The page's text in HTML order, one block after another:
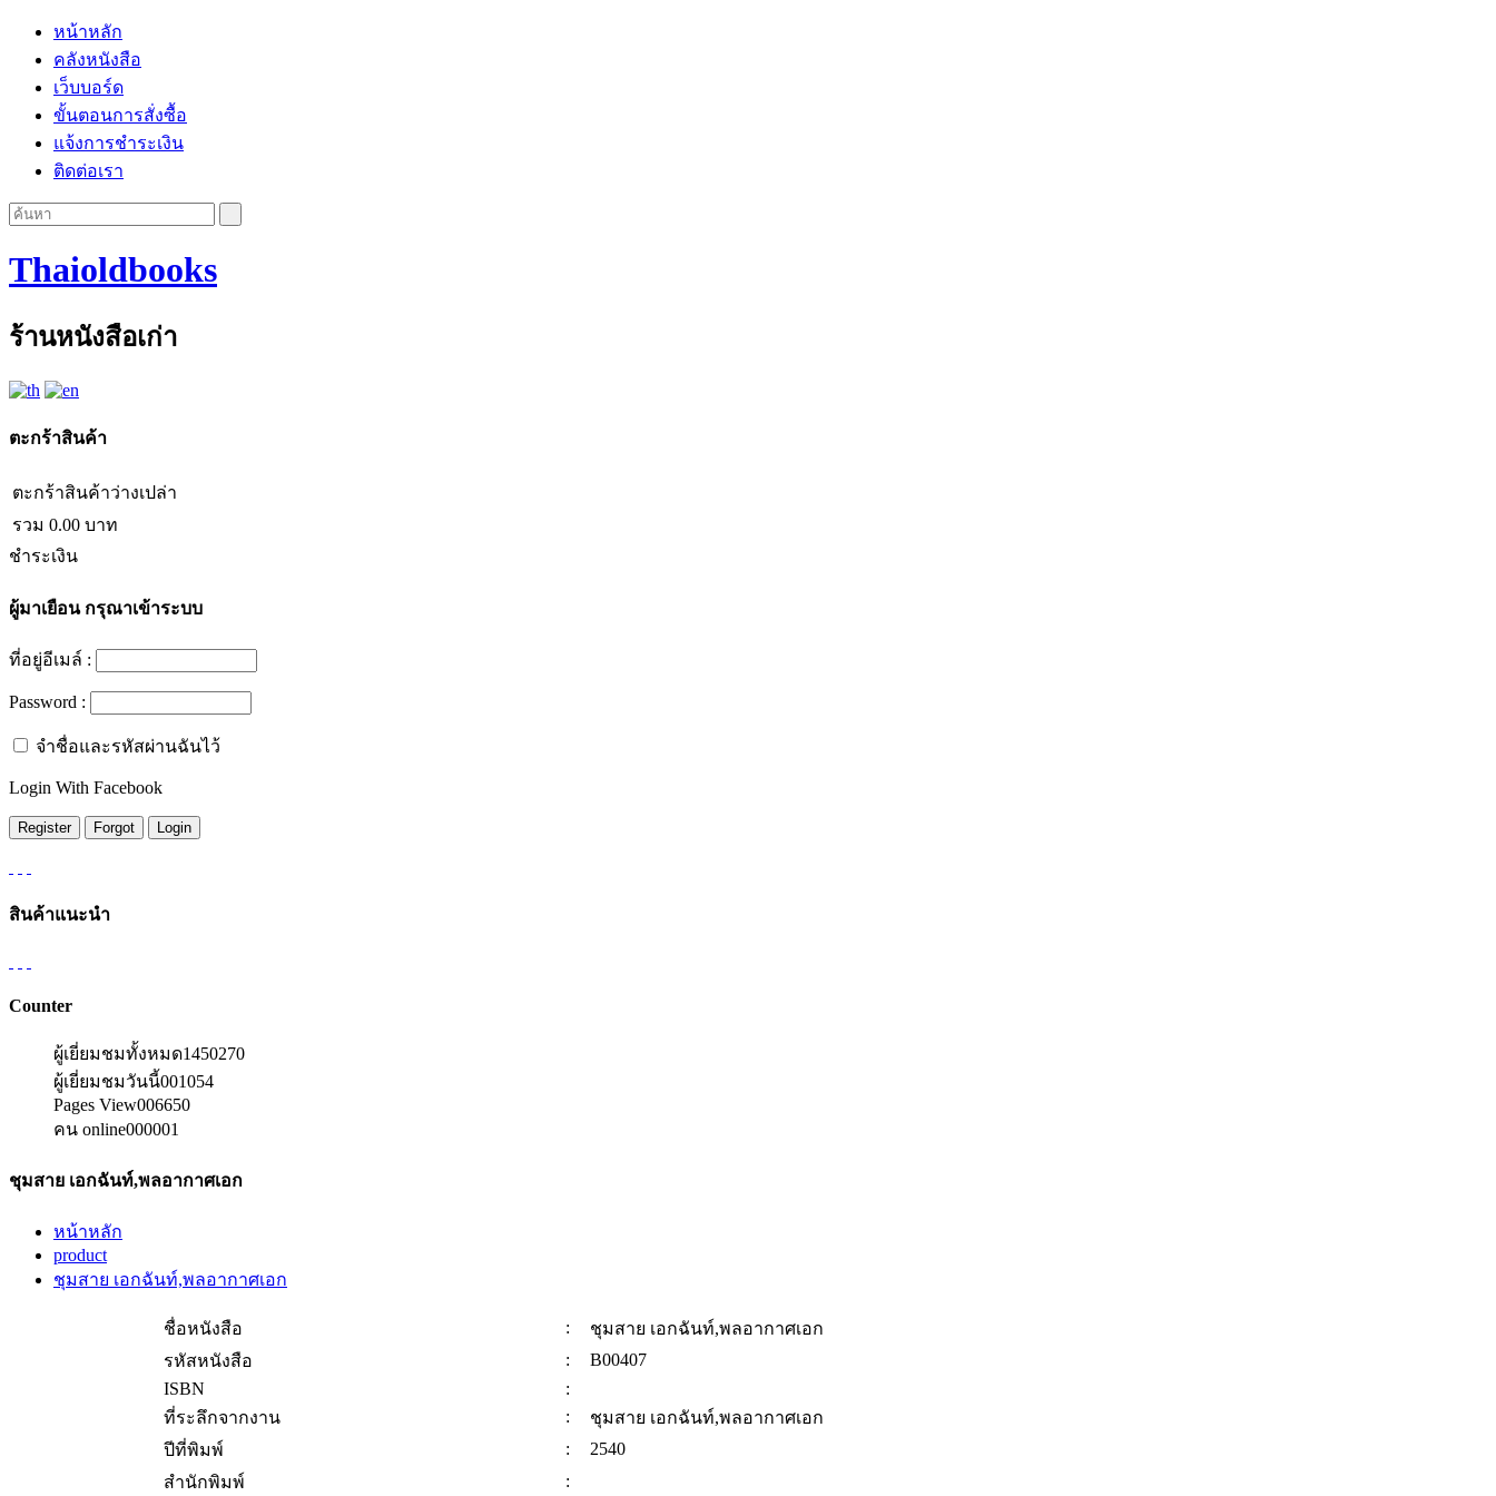
หน้าหลัก
คลังหนังสือ
เว็บบอร์ด
ขั้นตอนการสั่งซื้อ
แจ้งการชำระเงิน
ติดต่อเรา
Thaioldbooks
ร้านหนังสือเก่า
ตะกร้าสินค้า
ตะกร้าสินค้าว่างเปล่า
รวม 0.00 บาท
ชำระเงิน
ผู้มาเยือนกรุณาเข้าระบบ
ที่อยู่อีเมล์ :
Password :
จำชื่อและรหัสผ่านฉันไว้
Login With Facebook
สินค้าแนะนำ
Counter
ผู้เยี่ยมชมทั้งหมด1450270
ผู้เยี่ยมชมวันนี้001054
Pages View006650
คน online000001
ชุมสาย เอกฉันท์,พลอากาศเอก
หน้าหลัก
product
ชุมสาย เอกฉันท์,พลอากาศเอก
ชื่อหนังสือ :
ชุมสาย เอกฉันท์,พลอากาศเอก
รหัสหนังสือ
:
B00407
ISBN
:
ที่ระลึกจากงาน
:
ชุมสาย เอกฉันท์,พลอากาศเอก
ปีที่พิมพ์
:
2540
สำนักพิมพ์
: